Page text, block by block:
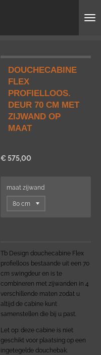
DOUCHECABINE
FLEX
PROFIELLOOS.
DEUR 70 CM MET
ZIJWAND OP
MAAT
€ 575,00
maat zijwand
Tb Design douchecabine Flex
profielloos bestaande uit een 70
cm swingdeur en is te
combineren met zijwanden in 4
verschillende maten zodat u
altijd de cabine kunt
samenstellen die bij u past.
Let op: deze cabine is niet
geschikt voor plaatsing op een
ingetegelde douchebak.